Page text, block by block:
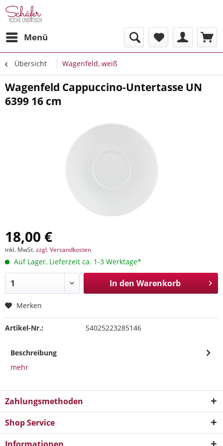
Menü
Übersicht Wagenfeld, weiß
Wagenfeld Cappuccino-Untertasse UN
6399 16 cm
18,00 €
inkl. MwSt.zzgl. Versandkosten
Auf Lager, Lieferzeit ca. 1-3 Werktage*
In den Warenkorb
Merken
Artikel-Nr.: S4025223285146
Beschreibung
mehr
Zahlungsmethoden
Shop Service